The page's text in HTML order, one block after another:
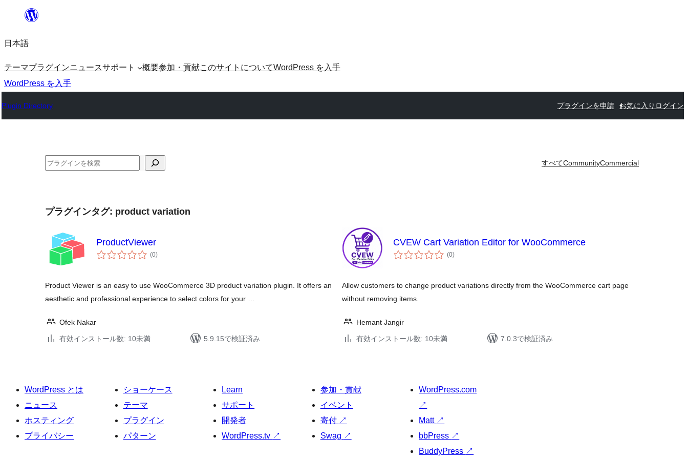
を
ッ
プ
日本語
テーマプラグインニュースサポート 概要参加・貢献このサイトについてWordPress を入手
WordPress を入手
Plugin Directory プラグインを申請 お気に入り ログイン
検
すべてCommunityCommercial
プラグインタグ: product variation
ProductViewer
(0個
の)
Product Viewer is an easy to use WooCommerce 3D product variation plugin. It offers an
aesthetic and professional experience to select colors for your …
Ofek Nakar
有効インストール数: 10未満
5.9.15で検証済み
CVEW Cart Variation Editor for WooCommerce
(0個
の)
Allow customers to change product variations directly from the WooCommerce cart page
without removing items.
Hemant Jangir
有効インストール数: 10未満
7.0.3で検証済み
WordPress とは
ニュース
ホスティング
プライバシー
ショーケース
テーマ
プラグイン
パターン
Learn
サポート
開発者
WordPress.tv ↗
参加・貢献
イベント
寄付 ↗
Swag ↗
WordPress.com
↗
Matt ↗
bbPress ↗
BuddyPress ↗